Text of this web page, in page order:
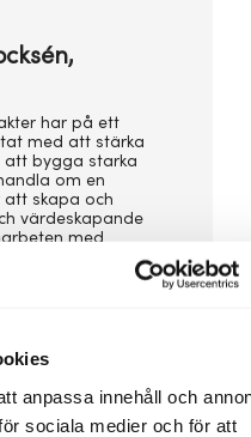
anpassa innehåll och
sociala medier och för att
har på ett
med att stärka
bygga starka
om en
skapa och
värdeskapande
med
möjliggör olika